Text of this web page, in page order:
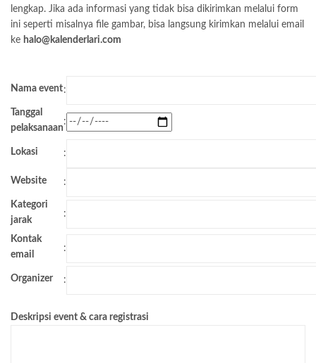
lengkap. Jika ada informasi yang tidak bisa dikirimkan melalui form
ini seperti misalnya file gambar, bisa langsung kirimkan melalui email
ke halo@kalenderlari.com
Nama event:
Tanggal
pelaksanaan
:
Lokasi :
Website :
Kategori
jarak
:
Kontak
email
:
Organizer :
Deskripsi event & cara registrasi